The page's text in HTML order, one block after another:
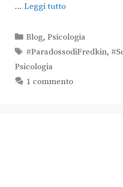
… Leggi tutto
Blog,Psicologia
#ParadossodiFredkin,
Psicologia
1 commento